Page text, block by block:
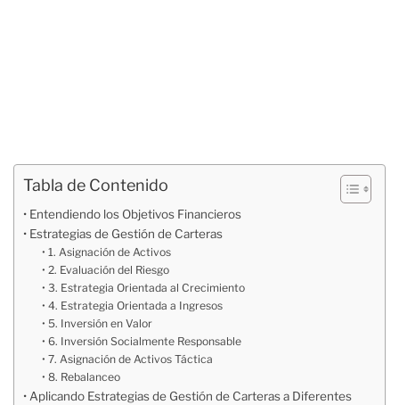
Tabla de Contenido
Entendiendo los Objetivos Financieros
Estrategias de Gestión de Carteras
1. Asignación de Activos
2. Evaluación del Riesgo
3. Estrategia Orientada al Crecimiento
4. Estrategia Orientada a Ingresos
5. Inversión en Valor
6. Inversión Socialmente Responsable
7. Asignación de Activos Táctica
8. Rebalanceo
Aplicando Estrategias de Gestión de Carteras a Diferentes